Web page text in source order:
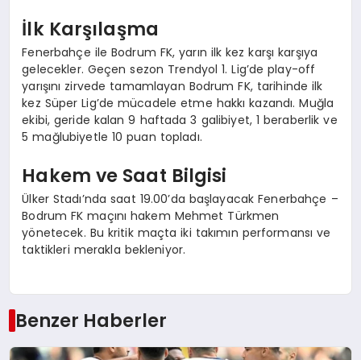
İlk Karşılaşma
Fenerbahçe ile Bodrum FK, yarın ilk kez karşı karşıya
gelecekler. Geçen sezon Trendyol 1. Lig’de play-off
yarışını zirvede tamamlayan Bodrum FK, tarihinde ilk
kez Süper Lig’de mücadele etme hakkı kazandı. Muğla
ekibi, geride kalan 9 haftada 3 galibiyet, 1 beraberlik ve
5 mağlubiyetle 10 puan topladı.
Hakem ve Saat Bilgisi
Ülker Stadı’nda saat 19.00’da başlayacak Fenerbahçe –
Bodrum FK maçını hakem Mehmet Türkmen
yönetecek. Bu kritik maçta iki takımın performansı ve
taktikleri merakla bekleniyor.
Benzer Haberler